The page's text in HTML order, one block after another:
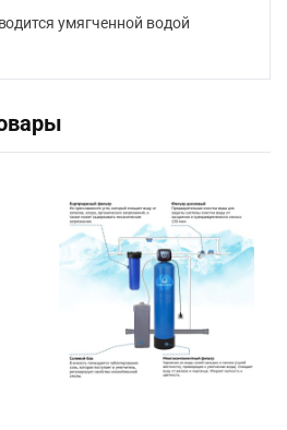
умягченной водой